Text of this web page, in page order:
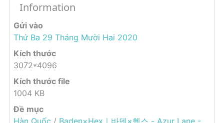
Information
Gửi vào
Thứ Ba 29 Tháng Mười Hai 2020
Kích thước
3072*4096
Kích thước file
1004 KB
Đề mục